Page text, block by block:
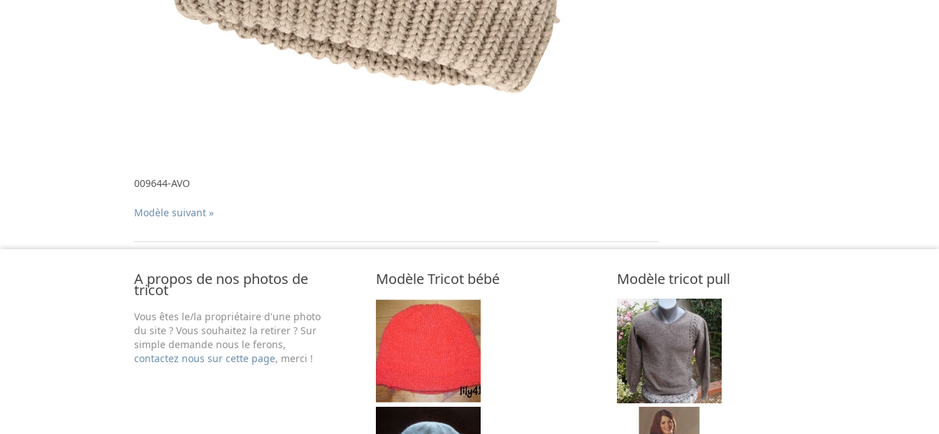
009644-AVO
Modèle suivant »
A propos de nos photos de
tricot
Vous êtes le/la propriétaire d'une photo
du site ? Vous souhaitez la retirer ? Sur
simple demande nous le ferons,
contactez nous sur cette page, merci !
Modèle Tricot bébé Modèle tricot pull